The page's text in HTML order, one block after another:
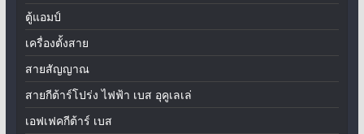
ตู้แอมป์
เครื่องตั้งสาย
สายสัญญาณ
สายกีต้าร์โปร่ง ไฟฟ้า เบส อุคูเลเล่
เอฟเฟคกีต้าร์ เบส